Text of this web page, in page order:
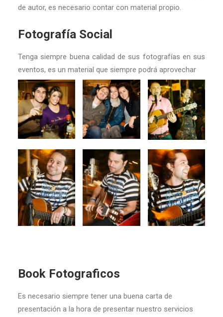
de autor, es necesario contar con material propio.
Fotografía Social
Tenga siempre buena calidad de sus fotografías en sus
eventos, es un material que siempre podrá aprovechar
Book Fotograficos
Es necesario siempre tener una buena carta de
presentación a la hora de presentar nuestro servicios